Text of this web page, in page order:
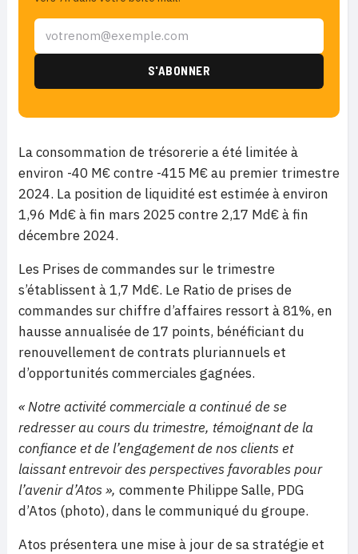
La consommation de trésorerie a été limitée à
environ -40 M€ contre -415 M€ au premier trimestre
2024. La position de liquidité est estimée à environ
1,96 Md€ à fin mars 2025 contre 2,17 Md€ à fin
décembre 2024.
Les Prises de commandes sur le trimestre
s’établissent à 1,7 Md€. Le Ratio de prises de
commandes sur chiffre d’affaires ressort à 81%, en
hausse annualisée de 17 points, bénéficiant du
renouvellement de contrats pluriannuels et
d’opportunités commerciales gagnées.
« Notre activité commerciale a continué de se
redresser au cours du trimestre, témoignant de la
confiance et de l’engagement de nos clients et
laissant entrevoir des perspectives favorables pour
l’avenir d’Atos », commente Philippe Salle, PDG
d’Atos (photo), dans le communiqué du groupe.
Atos présentera une mise à jour de sa stratégie et